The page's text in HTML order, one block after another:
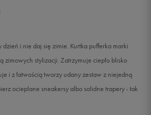
i nie daj się zimie. Kurtka pufferka marki
zimowych stylizacji. Zatrzymuje ciepło blisko
i z łatwością tworzy udany zestaw z niejedną
ocieplane sneakersy albo solidne trapery - tak